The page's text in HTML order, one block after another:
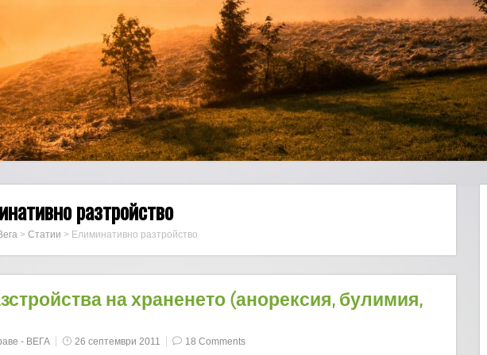
разтройство
> Статии > Елиминативно разтройство
на храненето (анорексия, булимия,
- ВЕГА 26 септември 2011 18 Comments